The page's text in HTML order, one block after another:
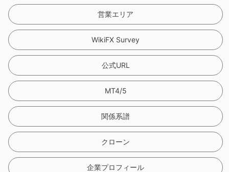
営業エリア
WikiFX Survey
公式URL
MT4/5
関係系譜
クローン
企業プロフィール